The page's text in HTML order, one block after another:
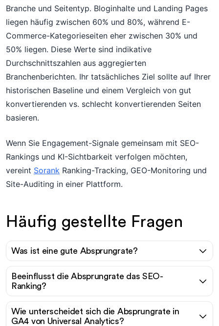
Branche und Seitentyp. Bloginhalte und Landing Pages
liegen häufig zwischen 60% und 80%, während E-
Commerce-Kategorieseiten eher zwischen 30% und
50% liegen. Diese Werte sind indikative
Durchschnittszahlen aus aggregierten
Branchenberichten. Ihr tatsächliches Ziel sollte auf Ihrer
historischen Baseline und einem Vergleich von gut
konvertierenden vs. schlecht konvertierenden Seiten
basieren.
Wenn Sie Engagement-Signale gemeinsam mit SEO-
Rankings und KI-Sichtbarkeit verfolgen möchten,
vereint Sorank Ranking-Tracking, GEO-Monitoring und
Site-Auditing in einer Plattform.
Häufig gestellte Fragen
Was ist eine gute Absprungrate?
Beeinflusst die Absprungrate das SEO-
Ranking?
Wie unterscheidet sich die Absprungrate in
GA4 von Universal Analytics?